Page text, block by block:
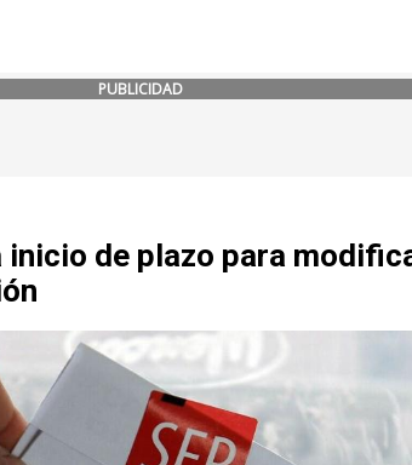
PUBLICIDAD
inicio de plazo para